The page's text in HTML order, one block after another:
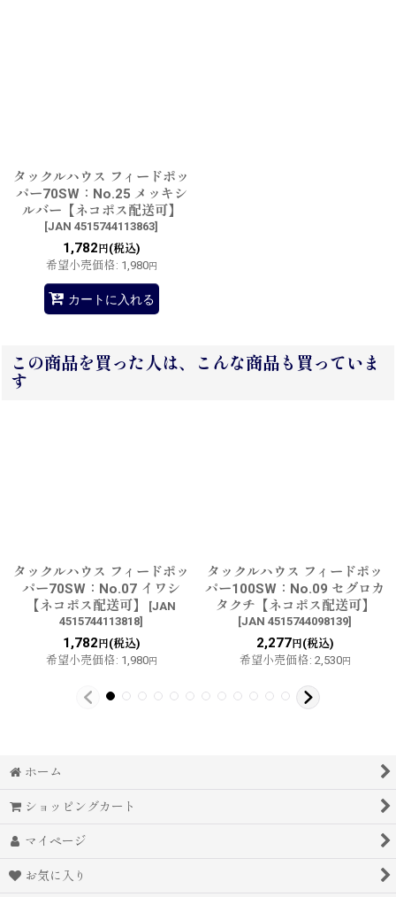
タックルハウス フィードポッ
パー70SW：No.25 メッキシ
ルバー【ネコポス配送可】
[JAN 4515744113863]
1,782 円(税込)
希望小売価格: 1,980円
カートに入れる
この商品を買った人は、こんな商品も買っていま
す
タックルハウス フィードポッ
パー70SW：No.07 イワシ
【ネコポス配送可】
[JAN
4515744113818]
1,782 円(税込)
希望小売価格: 1,980円
タックルハウス フィードポッ
パー100SW：No.09 セグロカ
タクチ【ネコポス配送可】
[JAN 4515744098139]
2,277円(税込)
希望小売価格: 2,530円
ホーム
ショッピングカート
マイページ
お気に入り